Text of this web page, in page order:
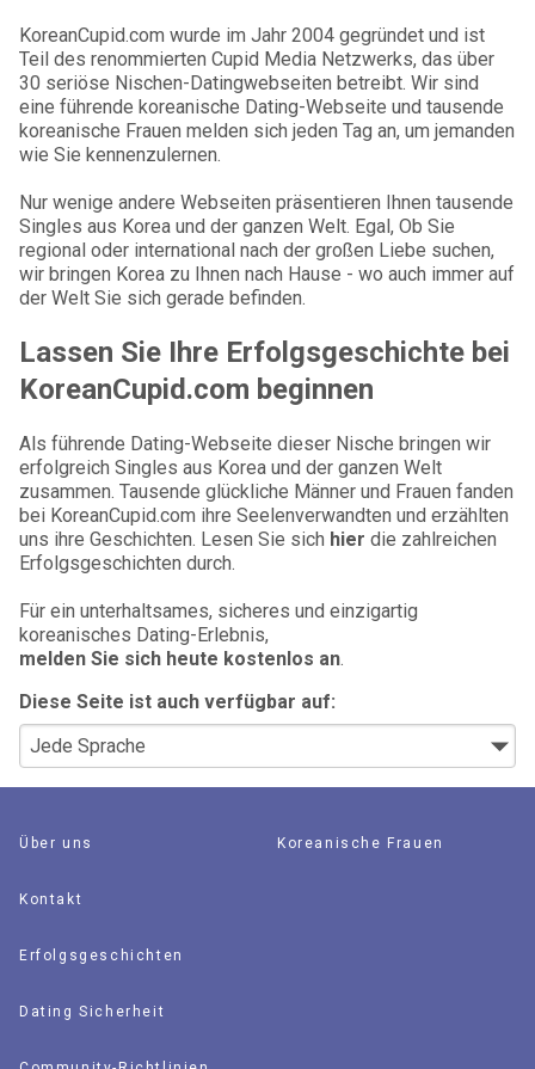
KoreanCupid.com wurde im Jahr 2004 gegründet und ist
Teil des renommierten Cupid Media Netzwerks, das über
30 seriöse Nischen-Datingwebseiten betreibt. Wir sind
eine führende koreanische Dating-Webseite und tausende
koreanische Frauen melden sich jeden Tag an, um jemanden
wie Sie kennenzulernen.
Nur wenige andere Webseiten präsentieren Ihnen tausende
Singles aus Korea und der ganzen Welt. Egal, Ob Sie
regional oder international nach der großen Liebe suchen,
wir bringen Korea zu Ihnen nach Hause - wo auch immer auf
der Welt Sie sich gerade befinden.
Lassen Sie Ihre Erfolgsgeschichte bei
KoreanCupid.com beginnen
Als führende Dating-Webseite dieser Nische bringen wir
erfolgreich Singles aus Korea und der ganzen Welt
zusammen. Tausende glückliche Männer und Frauen fanden
bei KoreanCupid.com ihre Seelenverwandten und erzählten
uns ihre Geschichten. Lesen Sie sich hier die zahlreichen
Erfolgsgeschichten durch.
Für ein unterhaltsames, sicheres und einzigartig
koreanisches Dating-Erlebnis,
melden Sie sich heute kostenlos an.
Diese Seite ist auch verfügbar auf:
Über uns
Kontakt
Erfolgsgeschichten
Dating Sicherheit
Koreanische Frauen